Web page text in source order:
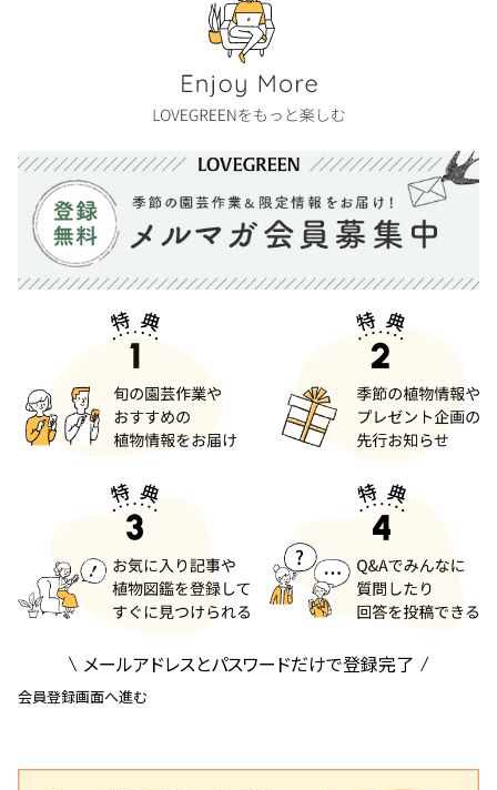
メールアドレスとパスワードだけで登録完了
会員登録画面へ進む